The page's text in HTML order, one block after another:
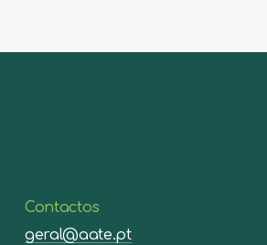
Contactos
geral@aate.pt